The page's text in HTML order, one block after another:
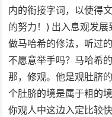
内的衔接字词，以使得
的努力！) 出入息观发
做马哈希的修法，听过
不愿意举手吗？马哈希
那，修观。他是观肚脐
个肚脐的境是属于粗的
你观人中这边入定比较